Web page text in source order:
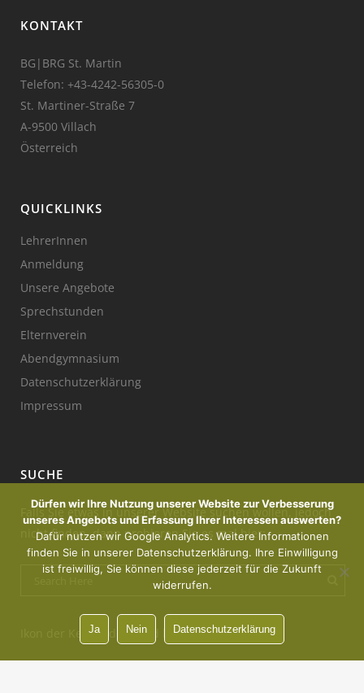
KONTAKT
BG|BRG St. Martin
Telefon: +43-4242-56305-0
St. Martiner-Straße 7
A-9500 Villach
Österreich
QUICKLINKS
LehrerInnen
Anmeldung
Unsere Angebote
Sprechstunden
Elternverein
Abendgymnasium
Datenschutzerklärung
Impressum
SUCHE
Falls Sie etwas in unserer Website suchen wollen, jedoch
nicht finden, dann probieren Sie es mal hier:
Ikon der Kerze : designed by Freepik
Dürfen wir Ihre Nutzung unserer Website zur Verbesserung
unseres Angebots und Erfassung Ihrer Interessen auswerten?
Dafür nutzen wir Google Analytics. Weitere Informationen
finden Sie in unserer Datenschutzerklärung. Ihre Einwilligung
ist freiwillig, Sie können diese jederzeit für die Zukunft
widerrufen.
Ja Nein Datenschutzerklärung